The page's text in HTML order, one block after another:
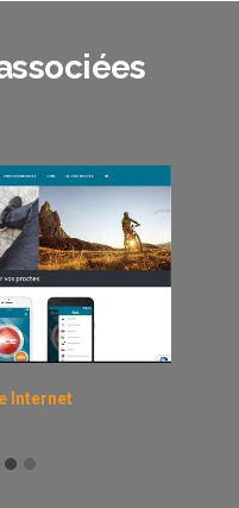
Internet